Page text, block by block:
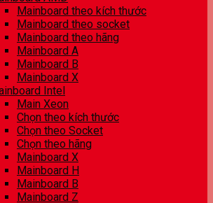
Mainboard theo kích thước
Mainboard theo socket
Mainboard theo hãng
Mainboard A
Mainboard B
Mainboard X
Intel
Main Xeon
Chọn theo kích thước
Chọn theo Socket
Chọn theo hãng
Mainboard X
Mainboard H
Mainboard B
Mainboard Z